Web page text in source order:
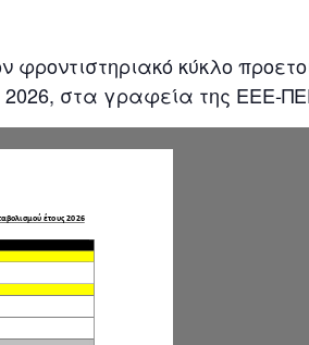
κύκλο
2026, στα γραφεία της ΕΕΕ-